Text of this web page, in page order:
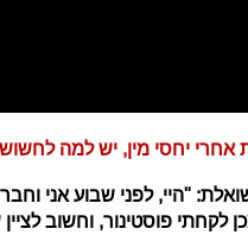
יחסי מין, יש למה
19 שואלת: "היי, לפני שבוע אני
לקחתי פוסטינור, וחשוב